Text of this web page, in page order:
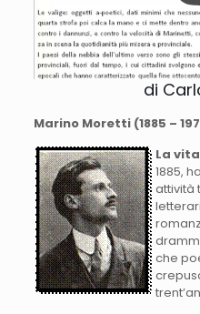
di
Marino Moretti (1885 –
La
1885,
attività
che